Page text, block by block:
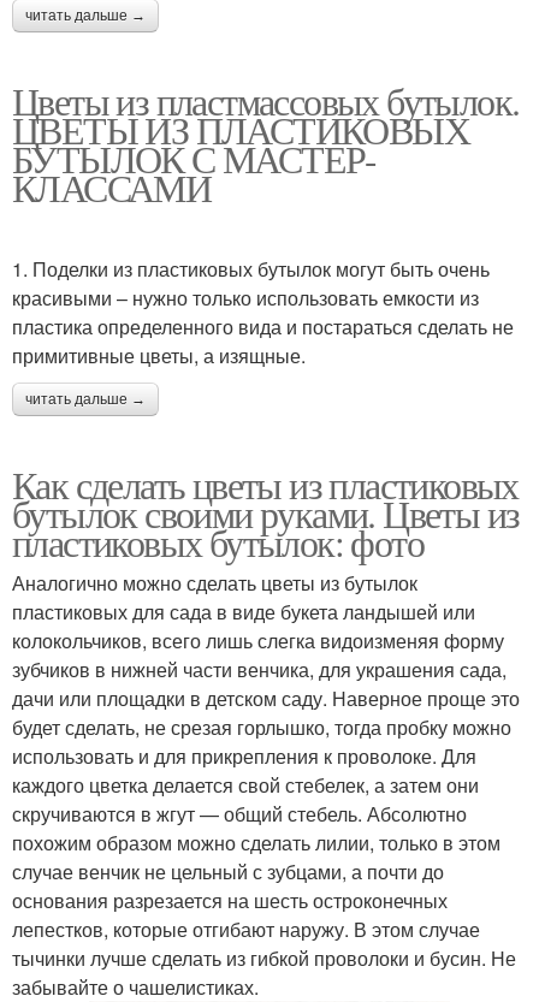
читать дальше →
Цветы из пластмассовых бутылок.
ЦВЕТЫ ИЗ ПЛАСТИКОВЫХ
БУТЫЛОК С МАСТЕР-
КЛАССАМИ
1. Поделки из пластиковых бутылок могут быть очень
красивыми – нужно только использовать емкости из
пластика определенного вида и постараться сделать не
примитивные цветы, а изящные.
читать дальше →
Как сделать цветы из пластиковых
бутылок своими руками. Цветы из
пластиковых бутылок: фото
Аналогично можно сделать цветы из бутылок
пластиковых для сада в виде букета ландышей или
колокольчиков, всего лишь слегка видоизменяя форму
зубчиков в нижней части венчика, для украшения сада,
дачи или площадки в детском саду. Наверное проще это
будет сделать, не срезая горлышко, тогда пробку можно
использовать и для прикрепления к проволоке. Для
каждого цветка делается свой стебелек, а затем они
скручиваются в жгут — общий стебель. Абсолютно
похожим образом можно сделать лилии, только в этом
случае венчик не цельный с зубцами, а почти до
основания разрезается на шесть остроконечных
лепестков, которые отгибают наружу. В этом случае
тычинки лучше сделать из гибкой проволоки и бусин. Не
забывайте о чашелистиках.